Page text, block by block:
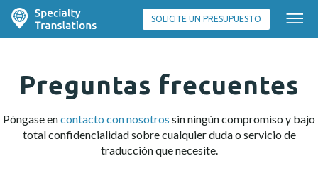
SOLICITE UN PRESUPUESTO
Preguntas frecuentes
Póngase encontacto con nosotros sin ningún compromiso y bajo
total confidencialidad sobre cualquier duda o servicio de
traducción que necesite.